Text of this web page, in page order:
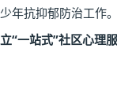
年抗抑郁防治工作
“一站式”社区心理